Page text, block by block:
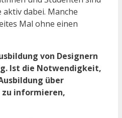
aktiv dabei. Manche
Mal ohne einen
von Designern
Ist die Notwendigkeit,
über
informieren,